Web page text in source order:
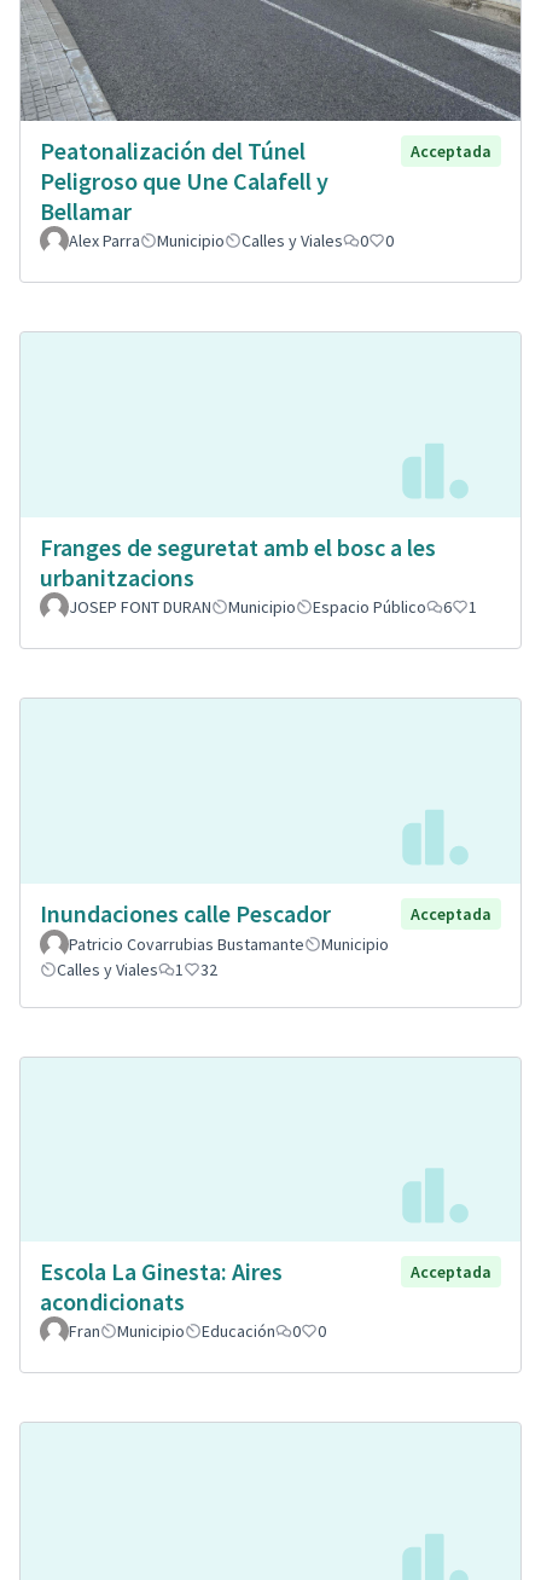
Peatonalización del Túnel
Peligroso que Une Calafell y
Bellamar
Acceptada
Alex Parra Municipio Calles y Viales 0 0
Franges de seguretat amb el bosc a les
urbanitzacions
JOSEP FONT DURAN Municipio Espacio Público 6 1
Inundaciones calle Pescador
Acceptada
Patricio Covarrubias Bustamante
Municipio
Calles y Viales
1 32
Escola La Ginesta: Aires
acondicionats
Acceptada
Fran Municipio Educación 0 0